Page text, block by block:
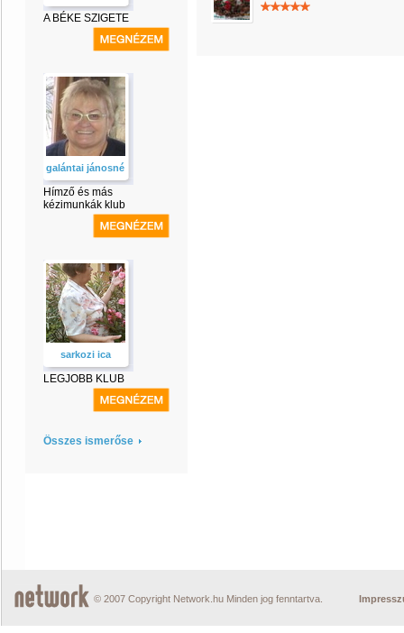
A BÉKE SZIGETE
galántai jánosné
Hímző és más
kézimunkák klub
sarkozi ica
LEGJOBB KLUB
Összes ismerőse
© 2007 Copyright Network.hu Minden jog fenntartva.